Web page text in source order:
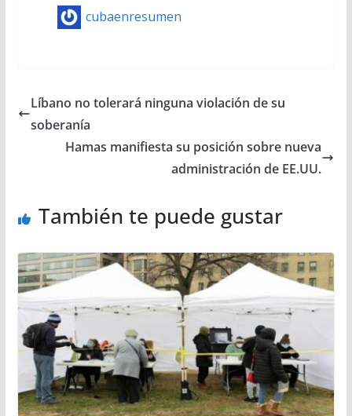
cubaenresumen
Líbano no tolerará ninguna violación de su
soberanía
Hamas manifiesta su posición sobre nueva
administración de EE.UU.
También te puede gustar